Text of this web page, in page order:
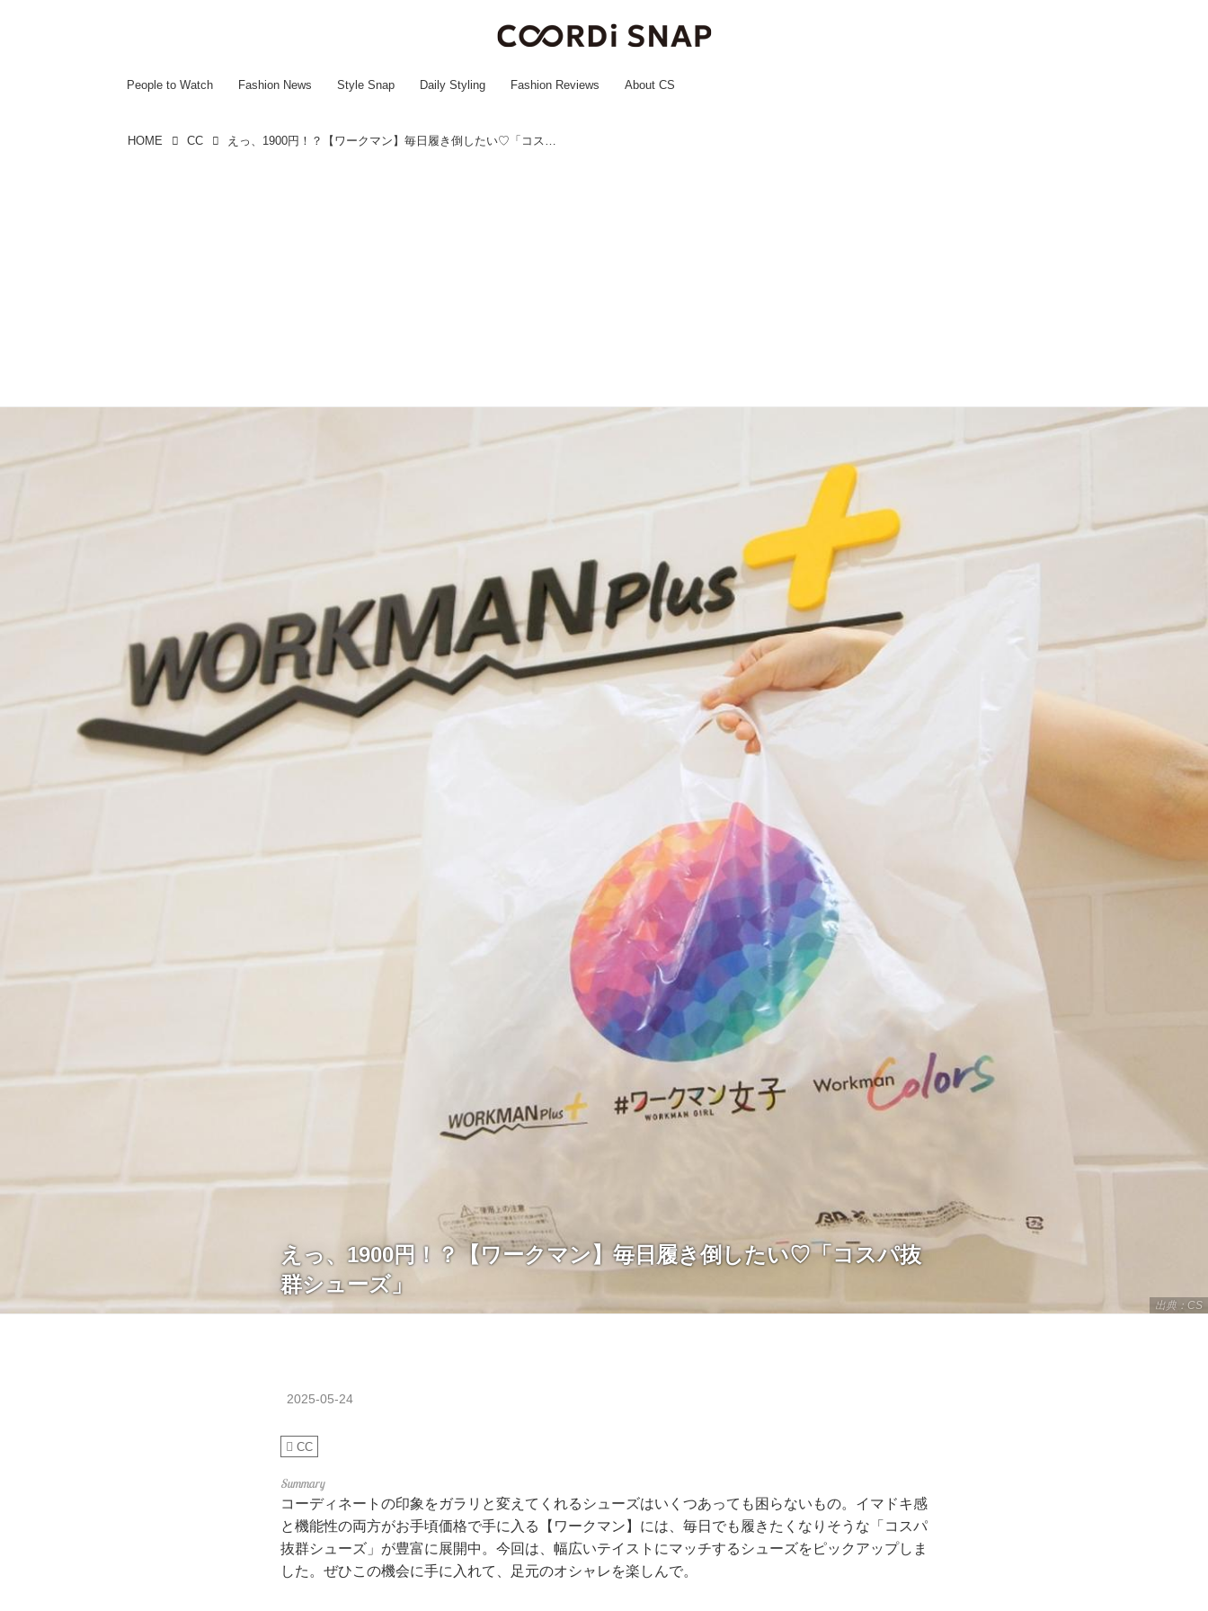
People to Watch Fashion News Style Snap Daily Styling Fashion Reviews About CS
HOME CC えっ、1900円！？【ワークマン】毎日履き倒したい♡「コスパ抜群シューズ」
出典：CS
えっ、1900円！？【ワークマン】毎日履き倒したい♡「コスパ抜
群シューズ」
2025-05-24
CC
コーディネートの印象をガラリと変えてくれるシューズはいくつあっても困らないもの。イマドキ感
と機能性の両方がお手頃価格で手に入る【ワークマン】には、毎日でも履きたくなりそうな「コスパ
抜群シューズ」が豊富に展開中。今回は、幅広いテイストにマッチするシューズをピックアップしま
した。ぜひこの機会に手に入れて、足元のオシャレを楽しんで。